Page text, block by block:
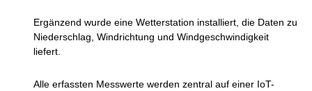
Ergänzend wurde eine Wetterstation installiert, die Daten zu
Niederschlag, Windrichtung und Windgeschwindigkeit
liefert.
Alle erfassten Messwerte werden zentral auf einer IoT-